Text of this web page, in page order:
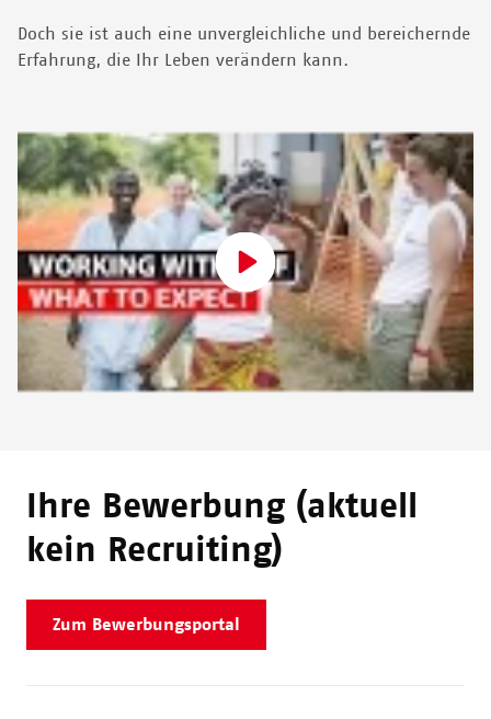
Doch sie ist auch eine unvergleichliche und bereichernde
Erfahrung, die Ihr Leben verändern kann.
Ihre Bewerbung (aktuell
kein Recruiting)
Zum Bewerbungsportal